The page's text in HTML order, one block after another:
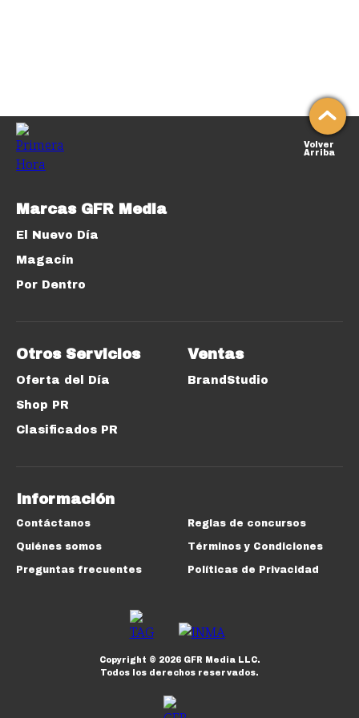
Volver
Arriba
Marcas GFR Media
El Nuevo Día
Magacín
Por Dentro
Otros Servicios
Oferta del Día
Shop PR
Clasificados PR
Ventas
BrandStudio
Información
Contáctanos
Quiénes somos
Preguntas frecuentes
Reglas de concursos
Términos y Condiciones
Políticas de Privacidad
Copyright © 2026GFR Media LLC.
Todos los derechos reservados.